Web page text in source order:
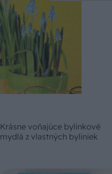
Krásne voňajúce bylinkové
mydlá z vlastných byliniek